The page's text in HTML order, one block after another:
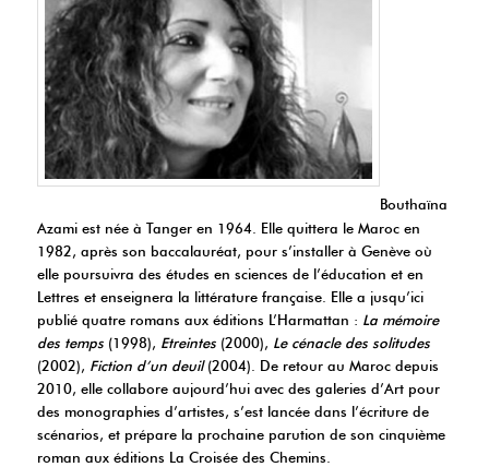
Bouthaïna
Azami est née à Tanger en 1964. Elle quittera le Maroc en
1982, après son baccalauréat, pour s’installer à Genève où
elle poursuivra des études en sciences de l’éducation et en
Lettres et enseignera la littérature française. Elle a jusqu’ici
publié quatre romans aux éditions L’Harmattan : La mémoire
des temps (1998), Etreintes (2000), Le cénacle des solitudes
(2002), Fiction d’un deuil(2004). De retour au Maroc depuis
2010, elle collabore aujourd’hui avec des galeries d’Art pour
des monographies d’artistes, s’est lancée dans l’écriture de
scénarios, et prépare la prochaine parution de son cinquième
roman aux éditions La Croisée des Chemins.